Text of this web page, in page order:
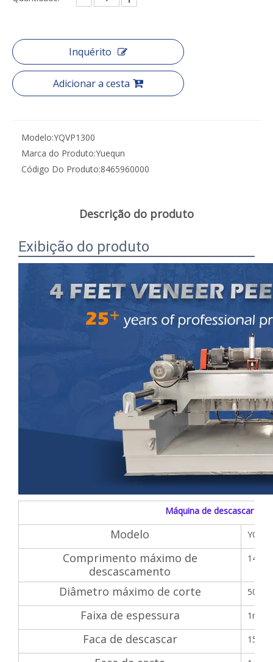
Inquérito
Adicionar a cesta
Modelo:YQVP1300
Marca do Produto:Yuequn
Código Do Produto:8465960000
Descrição do produto
Exibição do produto
Máquina de descascar
Modelo
Comprimento máximo de
descascamento
Diâmetro máximo de corte
Faixa de espessura
Faca de descascar